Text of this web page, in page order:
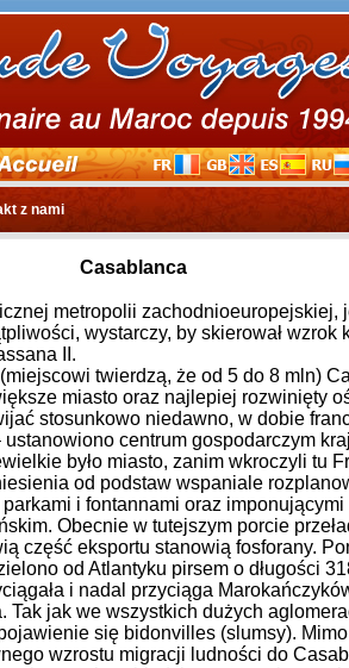
z nami
Casablanca
metropolii zachodnioeuropejskiej,
wystarczy, by skierował wzrok
II.
twierdzą, że od 5 do 8 mln)
miasto oraz najlepiej rozwinięty
stosunkowo niedawno, w dobie
centrum gospodarczym
było miasto, zanim wkroczyli tu
od podstaw wspaniale
i fontannami oraz
Obecnie w tutejszym porcie
część eksportu stanowią fosforany.
od Atlantyku pirsem o długości
i nadal przyciąga
jak we wszystkich dużych
się bidonvilles (slumsy).
wzrostu migracji ludności do